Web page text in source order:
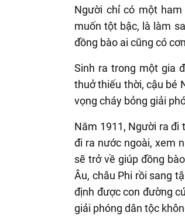
Người chỉ có một
muốn tột bậc, là làm
đồng bào ai cũng có
Sinh ra trong một gia
thuở thiếu thời, cậu bé
vọng cháy bỏng giải
Năm 1911, Người ra đi
đi ra nước ngoài, xem
sẽ trở về giúp đồng
Âu, châu Phi rồi sang
định được con đường
giải phóng dân tộc